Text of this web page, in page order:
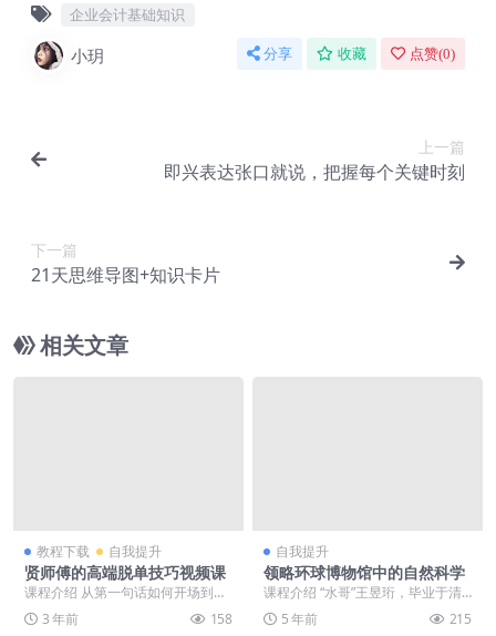
企业会计基础知识
小玥 分享 收藏 点赞(0)
上一篇
即兴表达张口就说，把握每个关键时刻
下一篇
21天思维导图+知识卡片
相关文章
教程下载 自我提升
贤师傅的高端脱单技巧视频课
课程介绍 从第一句话如何开场到彼
此欣赏喜欢出来见面过程中所涉及
的问题如何解决。如...
3 年前 158
自我提升
领略环球博物馆中的自然科学
课程介绍 “水哥”王昱珩，毕业于清
华美院，喜欢花鸟鱼虫。《最强大
脑》第二、三季中...
5 年前 215